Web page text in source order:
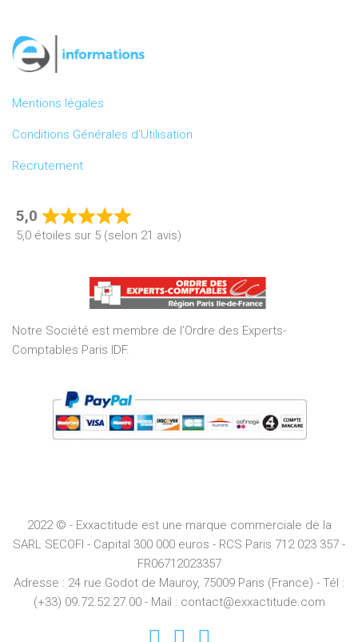
Mentions légales
Conditions Générales d’Utilisation
Recrutement
5,0
Rated
5,0
of
5
5,0 étoiles sur 5 (selon 21 avis)
Notre Société est membre de l’Ordre des Experts-
Comptables Paris IDF.
2022 © - Exxactitude est une marque commerciale de la
SARL SECOFI - Capital 300 000 euros - RCS Paris 712 023 357 -
FR06712023357
Adresse : 24 rue Godot de Mauroy, 75009 Paris (France) - Tél :
(+33) 09.72.52.27.00 - Mail : contact@exxactitude.com